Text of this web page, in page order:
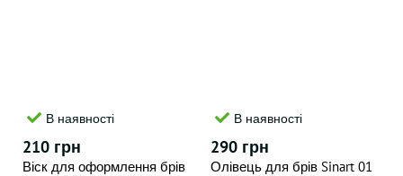
В наявності
210 грн
Віск для оформлення брів
В наявності
290 грн
Олівець для брів Sinart 01